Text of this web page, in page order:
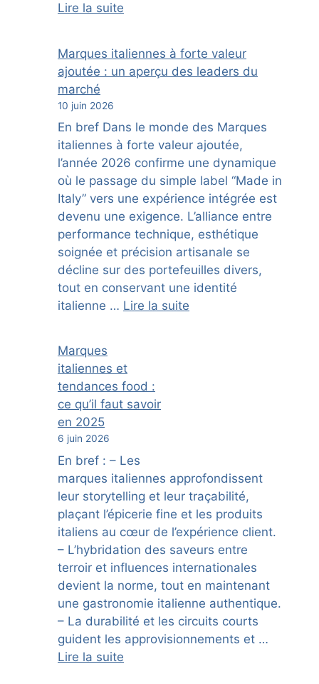
Lire la suite
Marques italiennes à forte valeur
ajoutée : un aperçu des leaders du
marché
10 juin 2026
En bref Dans le monde des Marques
italiennes à forte valeur ajoutée,
l’année 2026 confirme une dynamique
où le passage du simple label “Made in
Italy” vers une expérience intégrée est
devenu une exigence. L’alliance entre
performance technique, esthétique
soignée et précision artisanale se
décline sur des portefeuilles divers,
tout en conservant une identité
italienne … Lire la suite
Marques
italiennes et
tendances food :
ce qu’il faut savoir
en 2025
6 juin 2026
En bref : – Les
marques italiennes approfondissent
leur storytelling et leur traçabilité,
plaçant l’épicerie fine et les produits
italiens au cœur de l’expérience client.
– L’hybridation des saveurs entre
terroir et influences internationales
devient la norme, tout en maintenant
une gastronomie italienne authentique.
– La durabilité et les circuits courts
guident les approvisionnements et …
Lire la suite